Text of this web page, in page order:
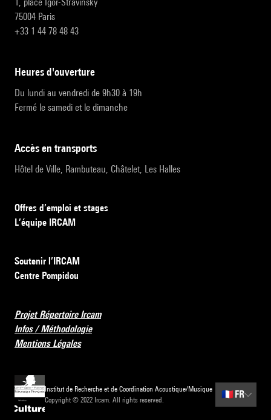
75004 Paris
+33 1 44 78 48 43
heures d'ouverture
Du lundi au vendredi de 9h30 à 19h
Fermé le samedi et le dimanche
accès en transports
Hôtel de Ville, Rambuteau, Châtelet, Les Halles
Offres d’emploi et stages
L’équipe IRCAM
Soutenir l’IRCAM
Centre Pompidou
Projet Répertoire Ircam
Infos / Méthodologie
Mentions Légales
Institut de Recherche et de Coordination Acoustique/Musique
Copyright © 2022 Ircam. All rights reserved.
🇫🇷 FR